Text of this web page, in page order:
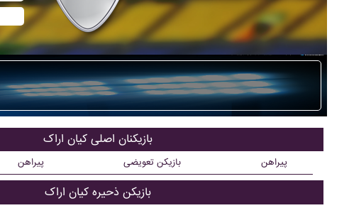
بازیکنان اصلی کيان اراک
پیراهن بازیکن تعویضی پیراهن
بازیکن ذحیره کيان اراک